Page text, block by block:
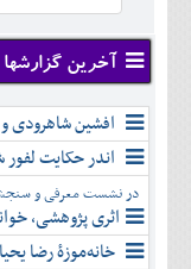
دی
بهمن
اسفند
آبان
آذر
دی
بهمن
اسفند
شهريور
مهر
آبان
آذر
دی
بهمن
اسفند
تير
مرداد
شهريور
مهر
آبان
آذر
دی
بهمن
اسفند
آخرین گزارشها
افشین شاهرودی
اندر حکایت لفور
در نشست معرفی و
اثری پژوهشی،
خانه‌موزۀ رضا